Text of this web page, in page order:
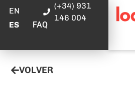
EN
ES
FAQ
(+34) 931
146 004
VOLVER